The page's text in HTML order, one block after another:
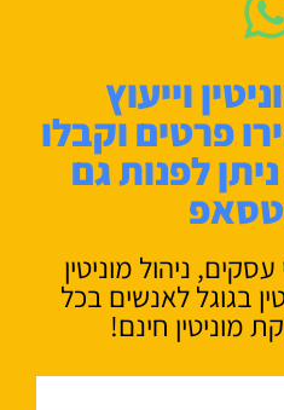
וייעוץ
פרטים וקבלו
לפנות גם
עסקים, ניהול מוניטין
בגוגל לאנשים בכל
מוניטין חינם!